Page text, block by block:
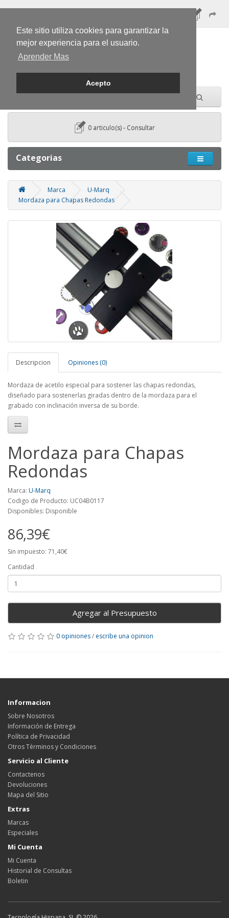
Este sitio utiliza cookies para garantizar la
mejor experiencia para el usuario.
Aprender Mas
Acepto
0 articulo(s) - Consultar
Categorias
Marca
U-Marq
Mordaza para Chapas Redondas
Descripcion Opiniones (0)
Mordaza de acetilo especial para sostener las chapas redondas,
diseñado para sostenerlas giradas dentro de la mordaza para el
grabado con inclinación inversa de su borde.
Mordaza para Chapas
Redondas
Marca: U-Marq
Codigo de Producto: UC04B0117
Disponibles: Disponible
86,39€
Sin impuesto: 71,40€
Cantidad
Agregar al Presupuesto
0 opiniones/ escribe una opinion
Informacion
Sobre Nosotros
Información de Entrega
Política de Privacidad
Otros Términos y Condiciones
Servicio al Cliente
Contactenos
Devoluciones
Mapa del Sitio
Extras
Marcas
Especiales
Mi Cuenta
Mi Cuenta
Historial de Consultas
Boletin